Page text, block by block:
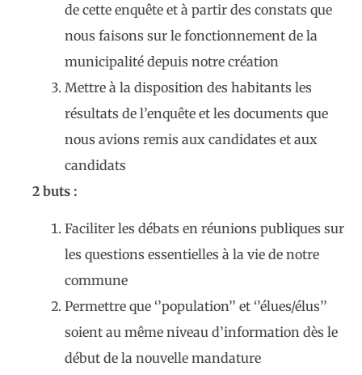
de cette enquête et à partir des constats que
nous faisons sur le fonctionnement de la
municipalité depuis notre création
Mettre à la disposition des habitants les
résultats de l’enquête et les documents que
nous avions remis aux candidates et aux
candidats
2 buts :
Faciliter les débats en réunions publiques sur
les questions essentielles à la vie de notre
commune
Permettre que ‘’population’’ et ‘’élues/élus’’
soient au même niveau d’information dès le
début de la nouvelle mandature